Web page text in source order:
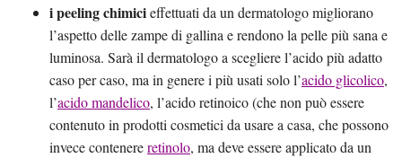
i peeling chimicieffettuati da un dermatologo migliorano
l’aspetto delle zampe di gallina e rendono la pelle più sana e
luminosa. Sarà il dermatologo a scegliere l’acido più adatto
caso per caso, ma in genere i più usati solo l’acido glicolico,
l’acido mandelico, l’acido retinoico (che non può essere
contenuto in prodotti cosmetici da usare a casa, che possono
invece contenereretinolo, ma deve essere applicato da un